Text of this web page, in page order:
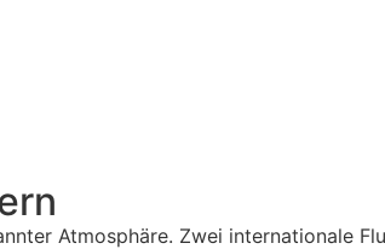
Atmosphäre. Zwei internationale